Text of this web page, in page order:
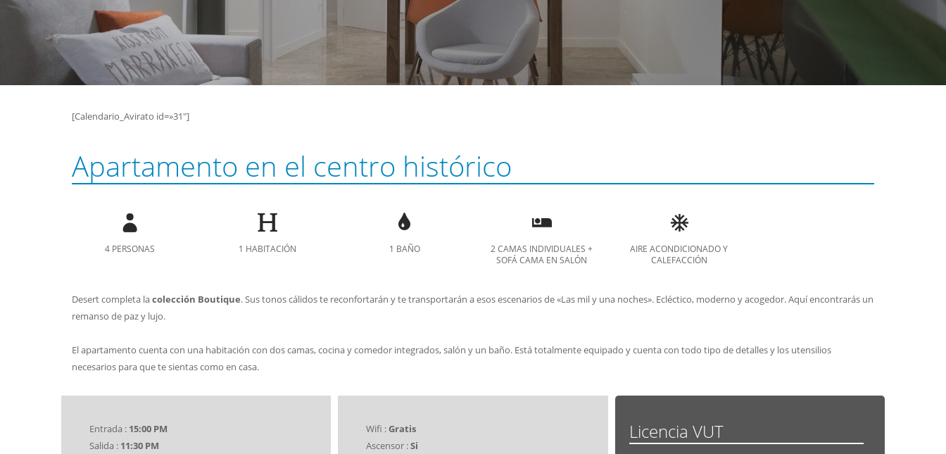
[Calendario_Avirato id=»31″]
Apartamento en el centro histórico
4 PERSONAS 1 HABITACIÓN 1 BAÑO
2 CAMAS INDIVIDUALES +
SOFÁ CAMA EN SALÓN
AIRE ACONDICIONADO Y
CALEFACCIÓN
Desert completa lacolección Boutique. Sus tonos cálidos te reconfortarán y te transportarán a esos escenarios de «Las mil y una noches». Ecléctico, moderno y acogedor. Aquí encontrarás un
remanso de paz y lujo.
El apartamento cuenta con una habitación con dos camas, cocina y comedor integrados, salón y un baño. Está totalmente equipado y cuenta con todo tipo de detalles y los utensilios
necesarios para que te sientas como en casa.
Entrada : 15:00 PM
Salida : 11:30 PM
Wifi :Gratis
Ascensor :Si
Licencia VUT